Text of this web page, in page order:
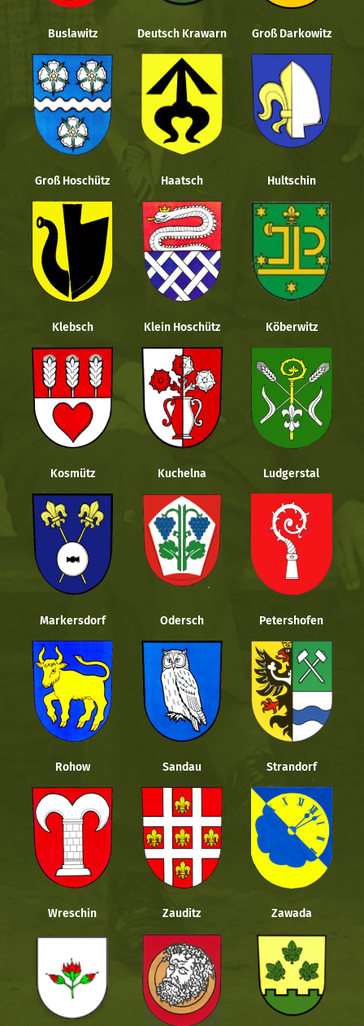
Buslawitz Deutsch Krawarn Groß Darkowitz
Groß Hoschütz Haatsch Hultschin
Klebsch Klein Hoschütz Köberwitz
Kosmütz Kuchelna Ludgerstal
Markersdorf Odersch Petershofen
Rohow Sandau Strandorf
Wreschin Zauditz Zawada